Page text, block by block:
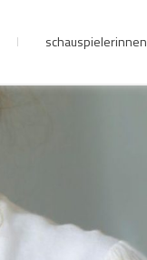
schauspielerinnen